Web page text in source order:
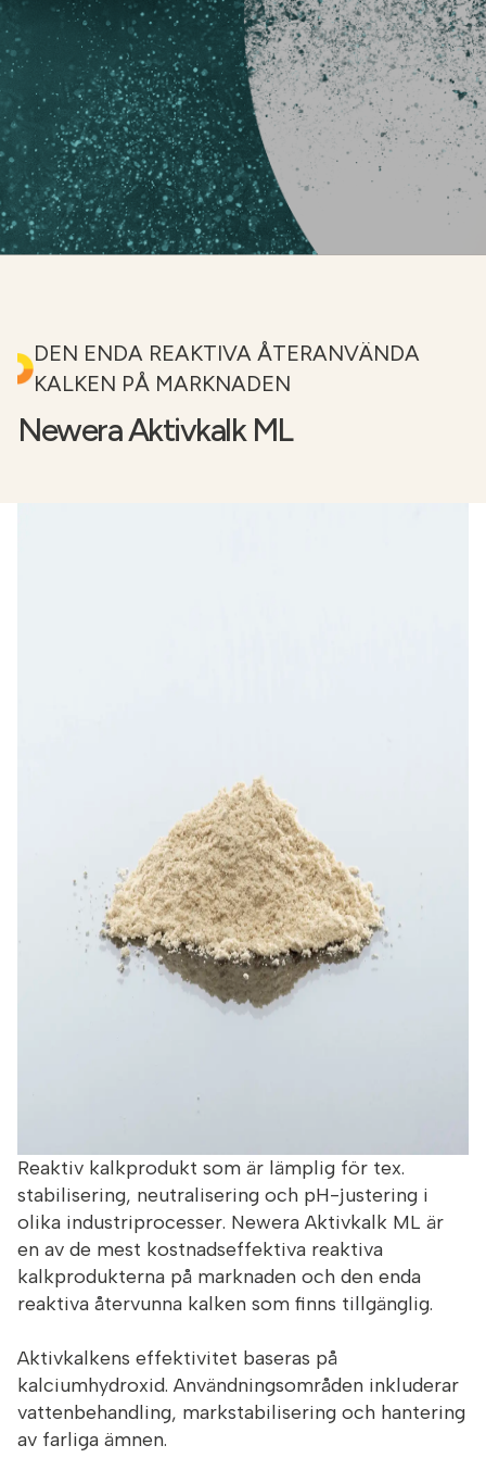
NÄTBUTIKEN
DEN ENDA REAKTIVA ÅTERANVÄNDA
KALKEN PÅ MARKNADEN
Newera Aktivkalk ML
Reaktiv kalkprodukt som är lämplig för tex.
stabilisering, neutralisering och pH-justering i
olika industriprocesser. Newera Aktivkalk ML är
en av de mest kostnadseffektiva reaktiva
kalkprodukterna på marknaden och den enda
reaktiva återvunna kalken som finns tillgänglig.
Aktivkalkens effektivitet baseras på
kalciumhydroxid. Användningsområden inkluderar
vattenbehandling, markstabilisering och hantering
av farliga ämnen.